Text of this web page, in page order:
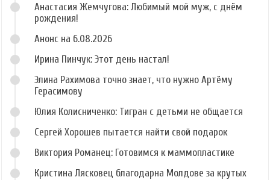
Анастасия Жемчугова: Любимый мой муж, с днём
рождения!
Анонс на 6.08.2026
Ирина Пинчук: Этот день настал!
Элина Рахимова точно знает, что нужно Артёму
Герасимову
Юлия Колисниченко: Тигран с детьми не общается
Сергей Хорошев пытается найти свой подарок
Виктория Романец: Готовимся к маммопластике
Кристина Лясковец благодарна Молдове за крутых